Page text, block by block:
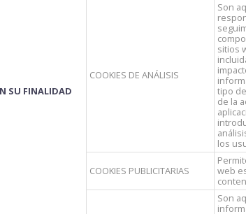
SU FINALIDAD
COOKIES DE ANÁLISIS
Son
sitios
tipo
de la
los
COOKIES PUBLICITARIAS
web
Son